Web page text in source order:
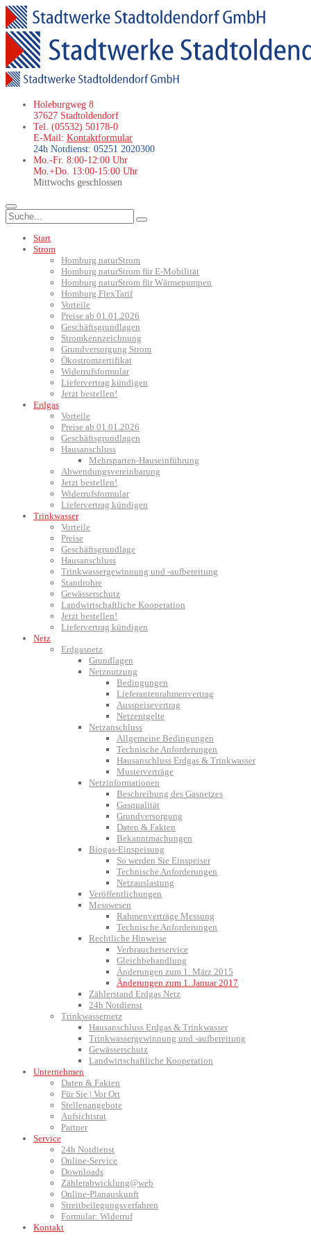
Holeburgweg 8
37627 Stadtoldendorf
Tel. (05532) 50178-0
E-Mail: Kontaktformular
24h Notdienst: 05251 2020300
Mo.-Fr. 8:00-12:00 Uhr
Mo.+Do. 13:00-15:00 Uhr
Mittwochs geschlossen
Start
Strom
Homburg naturStrom
Homburg naturStrom für E-Mobilität
Homburg naturStrom für Wärmepumpen
Homburg FlexTarif
Vorteile
Preise ab 01.01.2026
Geschäftsgrundlagen
Stromkennzeichnung
Grundversorgung Strom
Ökostromzertifikat
Widerrufsformular
Liefervertrag kündigen
Jetzt bestellen!
Erdgas
Vorteile
Preise ab 01.01.2026
Geschäftsgrundlagen
Hausanschluss
Mehrsparten-Hauseinführung
Abwendungsvereinbarung
Jetzt bestellen!
Widerrufsformular
Liefervertrag kündigen
Trinkwasser
Vorteile
Preise
Geschäftsgrundlage
Hausanschluss
Trinkwassergewinnung und -aufbereitung
Standrohre
Gewässerschutz
Landwirtschaftliche Kooperation
Jetzt bestellen!
Liefervertrag kündigen
Netz
Erdgasnetz
Grundlagen
Netznutzung
Bedingungen
Lieferantenrahmenvertrag
Ausspeisevertrag
Netzentgelte
Netzanschluss
Allgemeine Bedingungen
Technische Anforderungen
Hausanschluss Erdgas & Trinkwasser
Musterverträge
Netzinformationen
Beschreibung des Gasnetzes
Gasqualität
Grundversorgung
Daten & Fakten
Bekanntmachungen
Biogas-Einspeisung
So werden Sie Einspeiser
Technische Anforderungen
Netzauslastung
Veröffentlichungen
Messwesen
Rahmenverträge Messung
Technische Anforderungen
Rechtliche Hinweise
Verbraucherservice
Gleichbehandlung
Änderungen zum 1. März 2015
Änderungen zum 1. Januar 2017
Zählerstand Erdgas Netz
24h Notdienst
Trinkwassernetz
Hausanschluss Erdgas & Trinkwasser
Trinkwassergewinnung und -aufbereitung
Gewässerschutz
Landwirtschaftliche Kooperation
Unternehmen
Daten & Fakten
Für Sie | Vor Ort
Stellenangebote
Aufsichtsrat
Partner
Service
24h Notdienst
Online-Service
Downloads
Zählerabwicklung@web
Online-Planauskunft
Streitbeilegungsverfahren
Formular: Widerruf
Kontakt